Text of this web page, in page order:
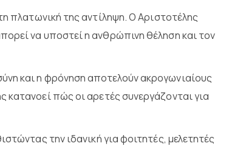
πλατωνική της αντίληψη. Ο Αριστοτέλης
να υποστεί η ανθρώπινη θέληση και τον
και η φρόνηση αποτελούν ακρογωνιαίους
κατανοεί πώς οι αρετές συνεργάζονται για
την ιδανική για φοιτητές, μελετητές